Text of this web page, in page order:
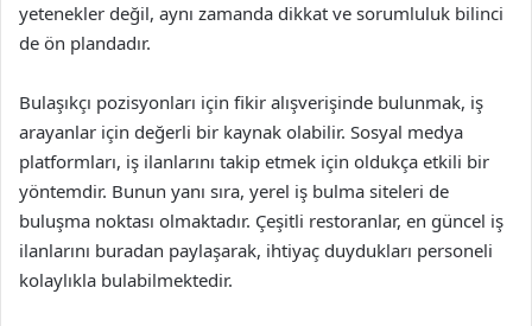
yetenekler değil, aynı zamanda dikkat ve sorumluluk bilinci
de ön plandadır.
Bulaşıkçı pozisyonları için fikir alışverişinde bulunmak, iş
arayanlar için değerli bir kaynak olabilir. Sosyal medya
platformları, iş ilanlarını takip etmek için oldukça etkili bir
yöntemdir. Bunun yanı sıra, yerel iş bulma siteleri de
buluşma noktası olmaktadır. Çeşitli restoranlar, en güncel iş
ilanlarını buradan paylaşarak, ihtiyaç duydukları personeli
kolaylıkla bulabilmektedir.